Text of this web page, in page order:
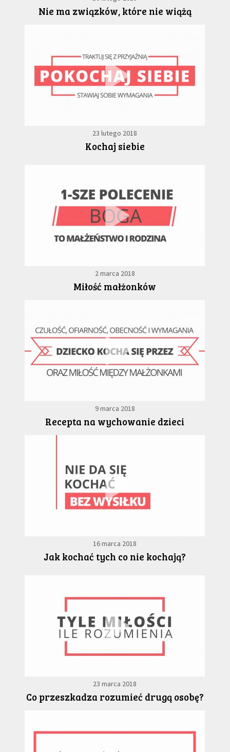
Nie ma związków, które nie wiążą
23 lutego 2018
Kochaj siebie
2 marca 2018
Miłość małżonków
9 marca 2018
Recepta na wychowanie dzieci
16 marca 2018
Jak kochać tych co nie kochają?
23 marca 2018
Co przeszkadza rozumieć drugą osobę?